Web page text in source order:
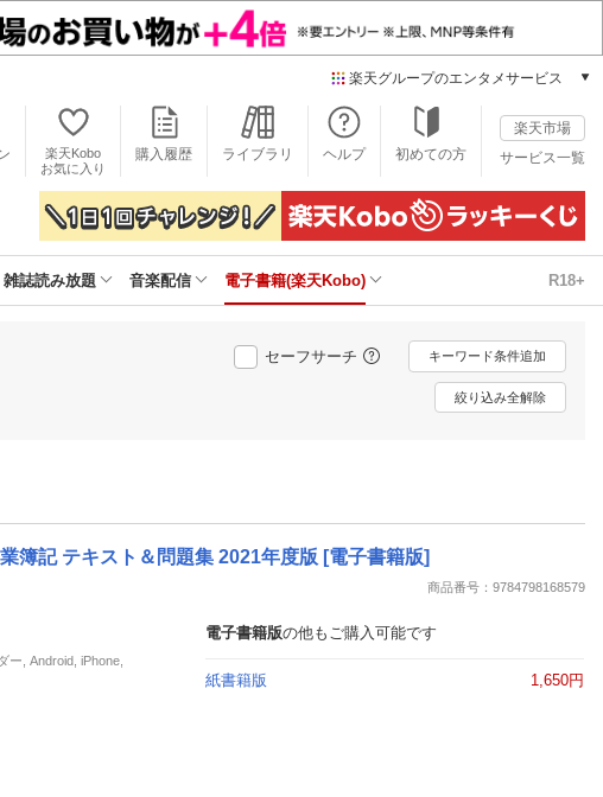
楽天グループのエンタメサービス
本/ゲーム/CD/DVD
楽天ブックス
電子書籍
楽天Kobo
雑誌読み放題
楽天ミュージック
動画配信
楽天TV
動画配信ガイド
エンタメニュース
推し楽
楽天Kobo
お気に入り
購入履歴 ライブラリ ヘルプ 初めての方
楽天市場
サービス一覧
雑誌読み放題 音楽配信 電子書籍(楽天Kobo) R18+
セーフサーチ キーワード条件追加
絞り込み全解除
簿記 テキスト＆問題集 2021年度版 [電子書籍版]
商品番号：9784798168579
, Android, iPhone,
電子書籍版の他もご購入可能です
紙書籍版 1,650円